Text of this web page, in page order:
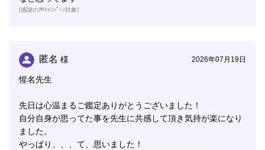
[感謝の声ｷｬﾝﾍﾟｰﾝ対象]
匿名 様 2026年07月19日
惺名先生
先日は心温まるご鑑定ありがとうございました！
自分自身が思ってた事を先生に共感して頂き気持が楽になり
ました。
やっぱり、、、て、思いました！